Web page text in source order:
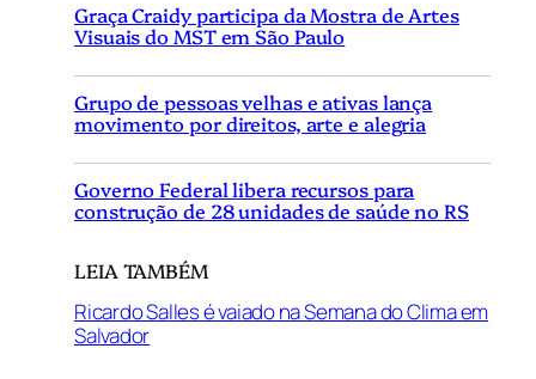
Graça Craidy participa da Mostra de Artes
Visuais do MST em São Paulo
Grupo de pessoas velhas e ativas lança
movimento por direitos, arte e alegria
Governo Federal libera recursos para
construção de 28 unidades de saúde no RS
LEIA TAMBÉM
Ricardo Salles é vaiado na Semana do Clima em
Salvador